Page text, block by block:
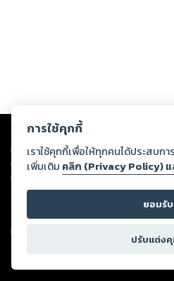
Copyright © 2026
ต่อผลงานหรือเนื้อหาใดที่อัปโหลดผ่านเว็บไซ
ทรัพย์สินทางปัญญาของบุคคลอื่นหรือขัดต่อ
ทุกท่านโปรดใช้วิจารณญาณในการกลั่นกรอ
หนึ่งส่วนใดขัดต่อกฎหมายและศีลธรรม กรุณ
ดำเนินการในทันที ทั้งนี้ ทางสตอรี่ล็อกขอ
ลิขสิทธิ์ พ.ศ. 2537 (ฉบับล่าสุด)
For support: member@ookbee.com
Version
การใช้คุกกี้
เราใช้คุกกี้เพื่อให้ทุกคนได้ประสบก
เพิ่มเติม คลิก (Privacy Policy)
ยอมรับ
ปรับแต่ง